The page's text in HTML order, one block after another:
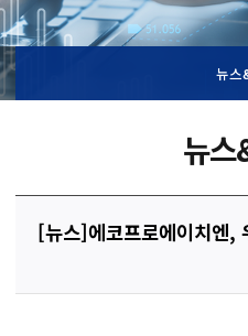
뉴스
뉴스
[뉴스]에코프로에이치엔,